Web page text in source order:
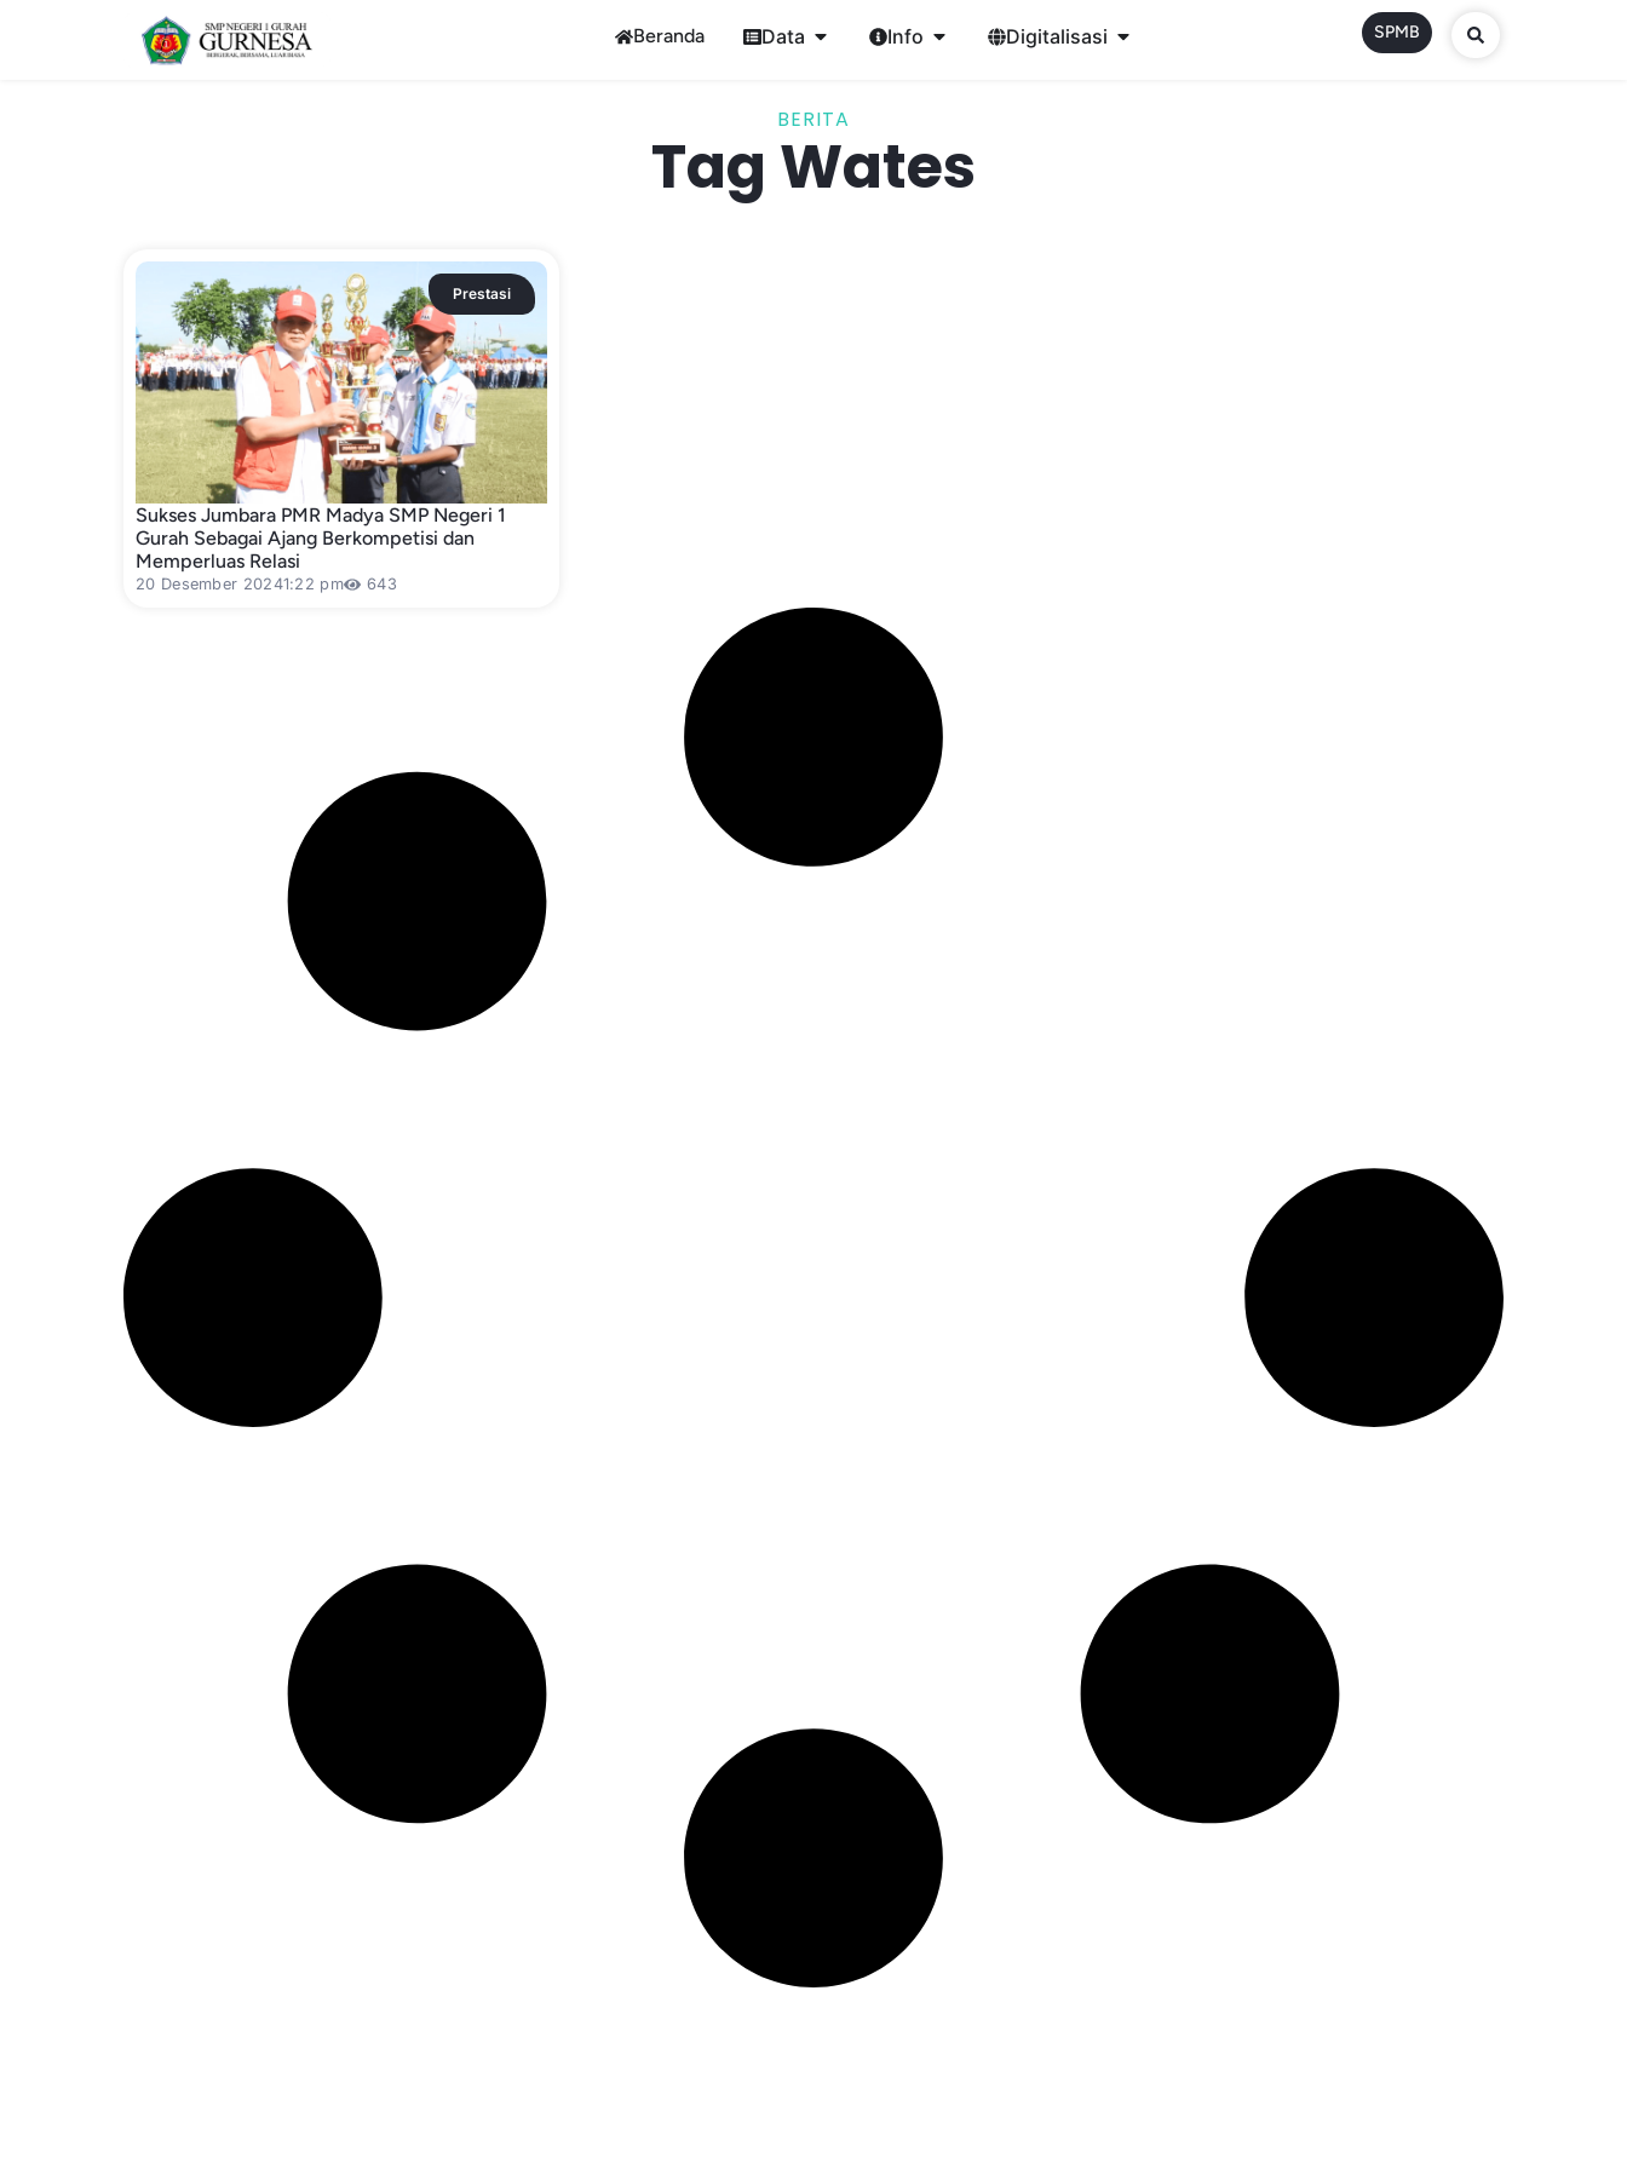
Beranda Data Info Digitalisasi SPMB
BERITA
Tag Wates
Prestasi
Sukses Jumbara PMR Madya SMP Negeri 1
Gurah Sebagai Ajang Berkompetisi dan
Memperluas Relasi
20 Desember 20241:22 pm 643